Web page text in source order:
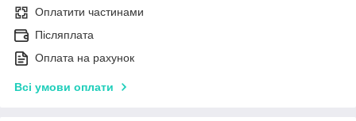
Оплатити частинами
Післяплата
Оплата на рахунок
Всі умови оплати